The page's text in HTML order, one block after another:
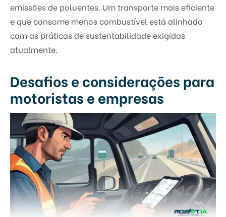
emissões de poluentes. Um transporte mais eficiente
e que consome menos combustível está alinhado
com as práticas de sustentabilidade exigidas
atualmente.
Desafios e considerações para
motoristas e empresas